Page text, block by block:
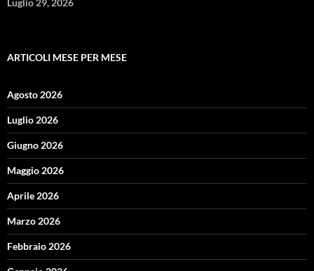
Luglio 29, 2026
ARTICOLI MESE PER MESE
Agosto 2026
Luglio 2026
Giugno 2026
Maggio 2026
Aprile 2026
Marzo 2026
Febbraio 2026